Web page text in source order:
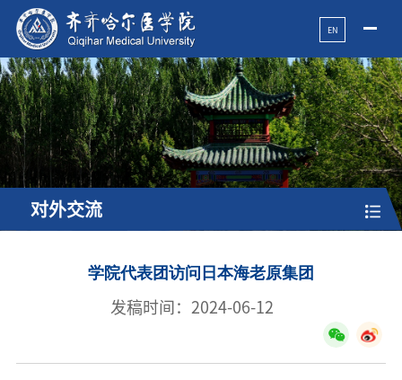
EN
对外交流
学院代表团访问日本海老原集团
发稿时间：2024-06-12